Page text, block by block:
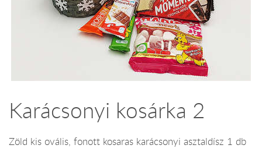
Karácsonyi kosárka 2
Zöld kis ovális, fonott kosaras karácsonyi asztaldísz 1 db